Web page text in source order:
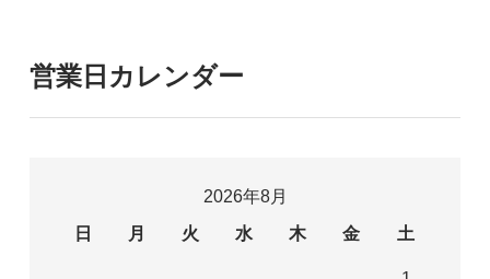
営業日カレンダー
2026年8月
日
月 火 水 木 金 土